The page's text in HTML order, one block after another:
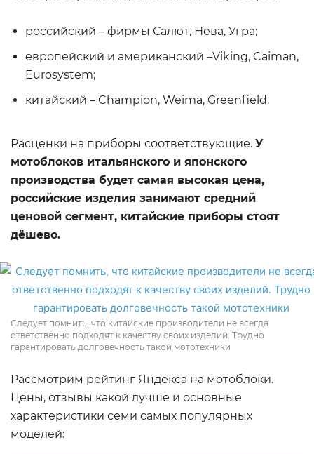
российский – фирмы Салют, Нева, Угра;
европейский и американский –Viking, Caiman,
Eurosystem;
китайский – Champion, Weima, Greenfield.
Расценки на приборы соответствующие. У
мотоблоков итальянского и японского
производства будет самая высокая цена,
российские изделия занимают средний
ценовой сегмент, китайские приборы стоят
дёшево.
Следует помнить, что китайские производители не всегда
ответственно подходят к качеству своих изделий. Трудно
гарантировать долговечность такой мототехники
Рассмотрим рейтинг Яндекса на мотоблоки.
Цены, отзывы какой лучше и основные
характеристики семи самых популярных
моделей: